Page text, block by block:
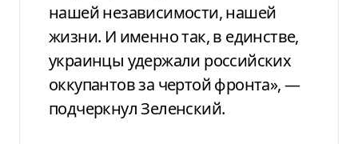
нашей независимости, нашей
жизни. И именно так, в единстве,
украинцы удержали российских
оккупантов за чертой фронта», —
подчеркнул Зеленский.